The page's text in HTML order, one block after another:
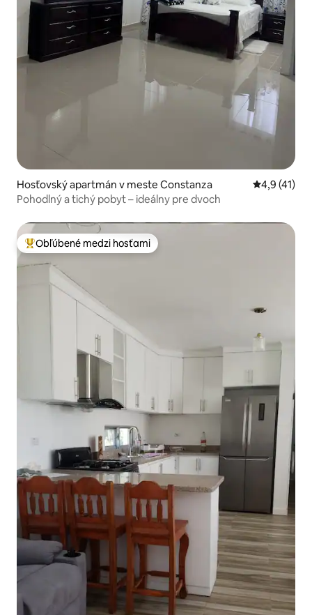
Hosťovský apartmán v meste Constanza Priemerné
4,9 (41)
Pohodlný a tichý pobyt – ideálny pre dvoch
Najobľúbenejšie medzi hosťami
Obľúbené medzi hosťami